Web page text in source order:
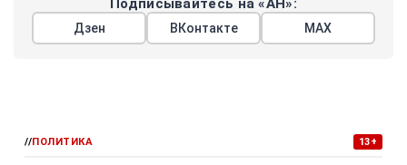
Подписывайтесь на «АН»:
Дзен ВКонтакте МАХ
//ПОЛИТИКА 13+